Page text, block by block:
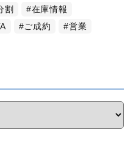
割
在庫情報
ご成約
営業